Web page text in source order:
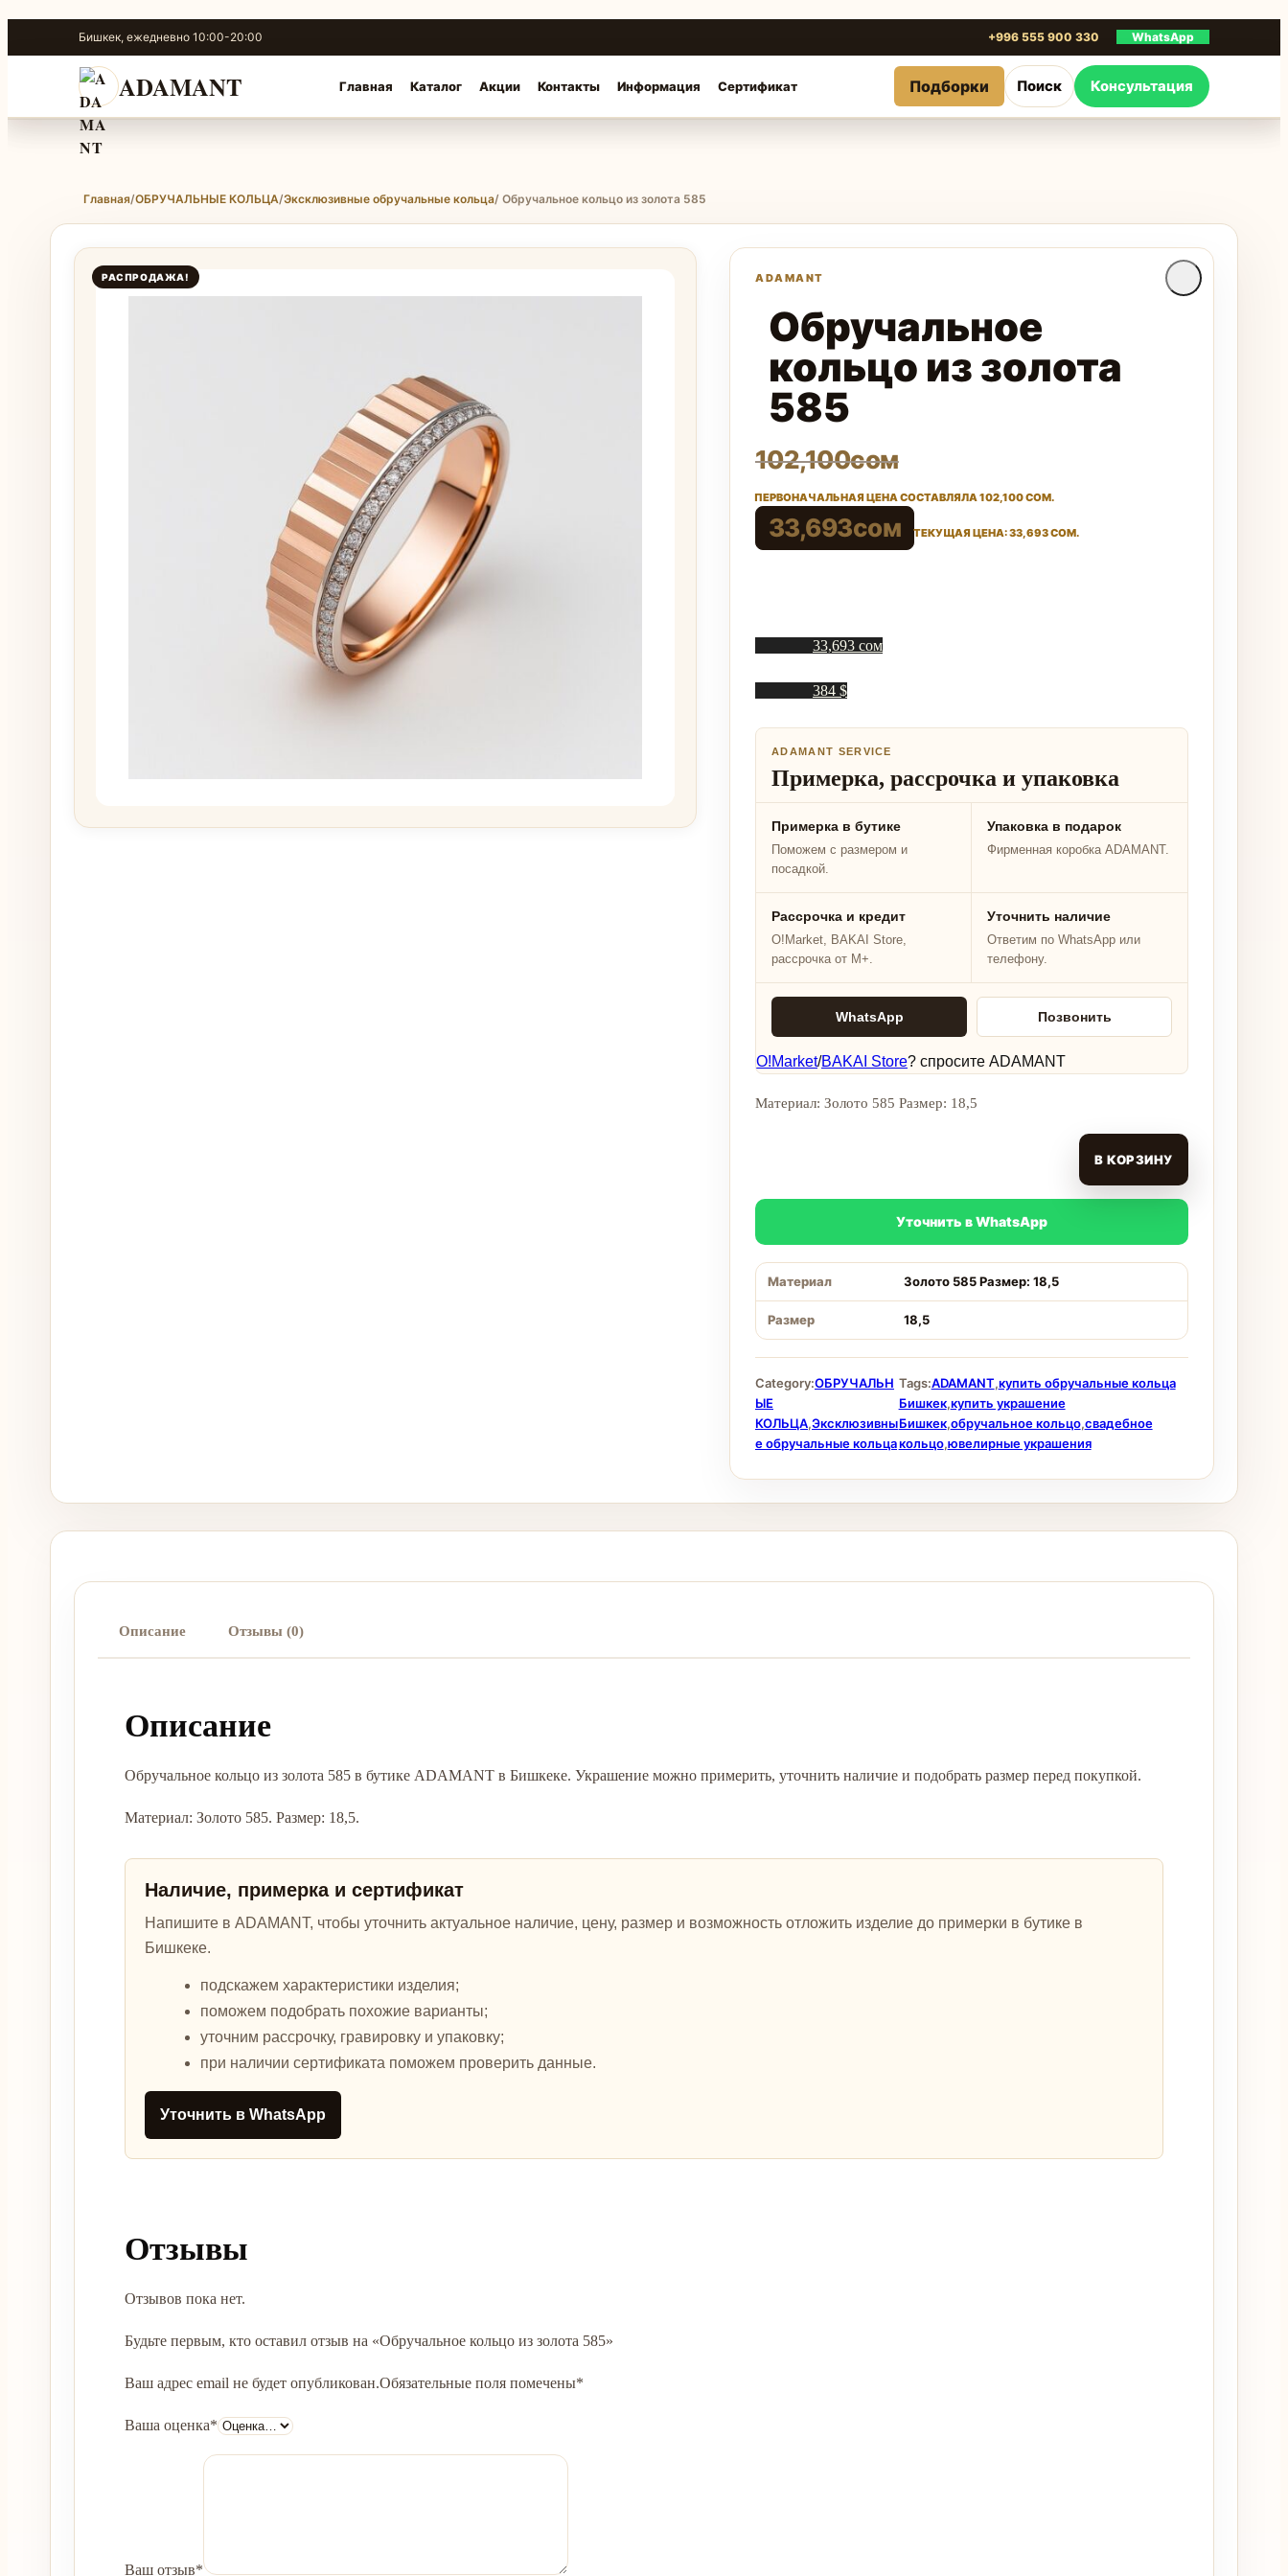
к
содержимому
Бишкек, ежедневно 10:00-20:00 +996 555 900 330 WhatsApp
ADAMANT Главная Каталог Акции Контакты Информация Сертификат Подборки Поиск Консультация
Главная/ОБРУЧАЛЬНЫЕ КОЛЬЦА/Эксклюзивные обручальные кольца/ Обручальное кольцо из золота 585
РАСПРОДАЖА!
Обручальное
кольцо из золота
585
102,100сом
ПЕРВОНАЧАЛЬНАЯ ЦЕНА СОСТАВЛЯЛА 102,100 СОМ.
33,693сом ТЕКУЩАЯ ЦЕНА: 33,693 СОМ.
33,693 сом
384 $
ADAMANT SERVICE
Примерка, рассрочка и упаковка
Примерка в бутике
Поможем с размером и
посадкой.
Упаковка в подарок
Фирменная коробка ADAMANT.
Рассрочка и кредит
O!Market, BAKAI Store,
рассрочка от M+.
Уточнить наличие
Ответим по WhatsApp или
телефону.
WhatsApp Позвонить
O!Market/BAKAI Store? спросите ADAMANT
Материал: Золото 585 Размер: 18,5
В КОРЗИНУ
Уточнить в WhatsApp
Материал Золото 585 Размер: 18,5
Размер 18,5
Category:ОБРУЧАЛЬН
ЫЕ
КОЛЬЦА,Эксклюзивны
е обручальные кольца
Tags:ADAMANT,купить обручальные кольца
Бишкек,купить украшение
Бишкек,обручальное кольцо,свадебное
кольцо,ювелирные украшения
Описание Отзывы (0)
Описание
Обручальное кольцо из золота 585 в бутике ADAMANT в Бишкеке. Украшение можно примерить, уточнить наличие и подобрать размер перед покупкой.
Материал: Золото 585. Размер: 18,5.
Наличие, примерка и сертификат
Напишите в ADAMANT, чтобы уточнить актуальное наличие, цену, размер и возможность отложить изделие до примерки в бутике в
Бишкеке.
подскажем характеристики изделия;
поможем подобрать похожие варианты;
уточним рассрочку, гравировку и упаковку;
при наличии сертификата поможем проверить данные.
Уточнить в WhatsApp
Отзывы
Отзывов пока нет.
Будьте первым, кто оставил отзыв на «Обручальное кольцо из золота 585»
Ваш адрес email не будет опубликован.Обязательные поля помечены*
Ваша оценка*
Ваш отзыв*